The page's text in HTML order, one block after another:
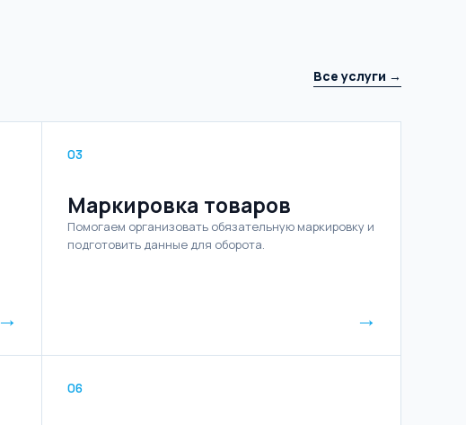
Все услуги →
→
03
Маркировка товаров
Помогаем организовать обязательную маркировку и
подготовить данные для оборота.
→
06